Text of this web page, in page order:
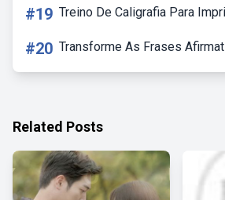
#19 Treino De Caligrafia Para
#20 Transforme As Frases
Related Posts